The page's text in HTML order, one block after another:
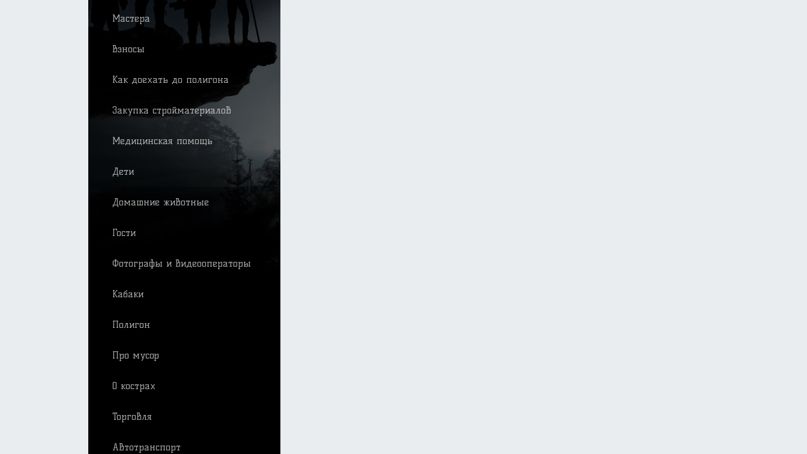
Мастера
Взносы
Как доехать до полигона
Закупка стройматериалов
Медицинская помощь
Дети
Домашние животные
Гости
Фотографы и видеооператоры
Кабаки
Полигон
Про мусор
О кострах
Торговля
Автотранспорт